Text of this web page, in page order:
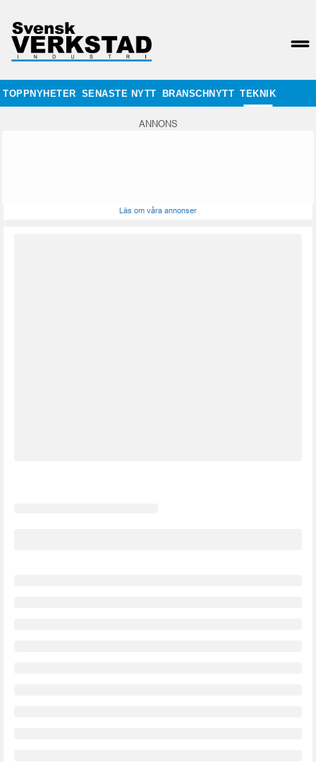
TOPPNYHETER SENASTE NYTT BRANSCHNYTT TEKNIK
ANNONS
Läs om våra annonser